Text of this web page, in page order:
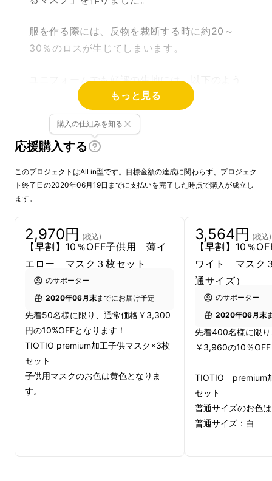
服を作る際には、反物を裁断する時に約20～
30％のロスが生じてしまいます。
ユニフォームでも好評の生地には、以下のよう
な加工を施しており、マスクにした際にもその
機能を発揮できないかと思い、マスク生産に至
りました。
ことが多いと思います。
ただければと思います。
商品はこちら↓↓
これから、暑い時期が到来します・・
今回ご用意しているマスクは、吸汗・速乾機能
がついているのでさらりとした涼感を感じられ
ます。
また凹凸感がある素材なので、肌に張り付きに
もっと見る
応援購入する
購入の仕組みを知る
このプロジェクトはAll in型です。目標金額の達成に関わらず、プロジェク
ト終了日の2020年06月19日までに支払いを完了した時点で購入が成立し
ます。
2,970円 (税込)
【早割】10％OFF子供用 薄イ
エロー マスク３枚セット
のサポーター
2020年06月末までにお届け予定
先着50名様に限り、通常価格￥3,300
円の10%OFFとなります！
TIOTIO premium加工子供マスク×3枚
セット
子供用マスクのお色は黄色となりま
す。
3,564円 (税込)
【早割】10％
ワイト マスク
通サイズ）
のサポーター
2020年06月末
先着400名様に限
￥3,960の10％
TIOTIO premium
セット
普通サイズのお色
普通サイズ：白